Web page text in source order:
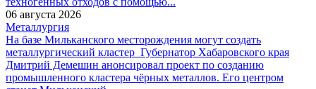
06 августа 2026
Металлургия
На базе Мильканского месторождения могут создать
металлургический кластер Губернатор Хабаровского края
Дмитрий Демешин анонсировал проект по созданию
промышленного кластера чёрных металлов. Его центром